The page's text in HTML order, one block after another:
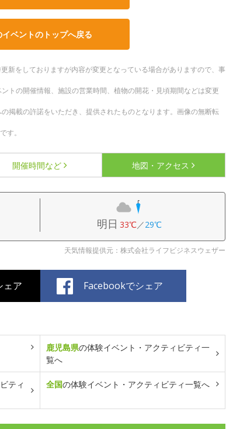
イベントのトップへ戻る
新をしておりますが内容が変更となっている場合がありますので、事
トの開催情報、施設の営業時間、植物の開花・見頃期間などは変更
掲載の許諾をいただき、提供されたものとなります。画像の無断転
す。
開催時間など 地図・アクセス
明日 33℃／29℃
天気情報提供元：株式会社ライフビジネスウェザー
ア Facebookでシェア
鹿児島県の体験イベント・アクティビティ一
覧へ
ティ
全国の体験イベント・アクティビティ一覧へ